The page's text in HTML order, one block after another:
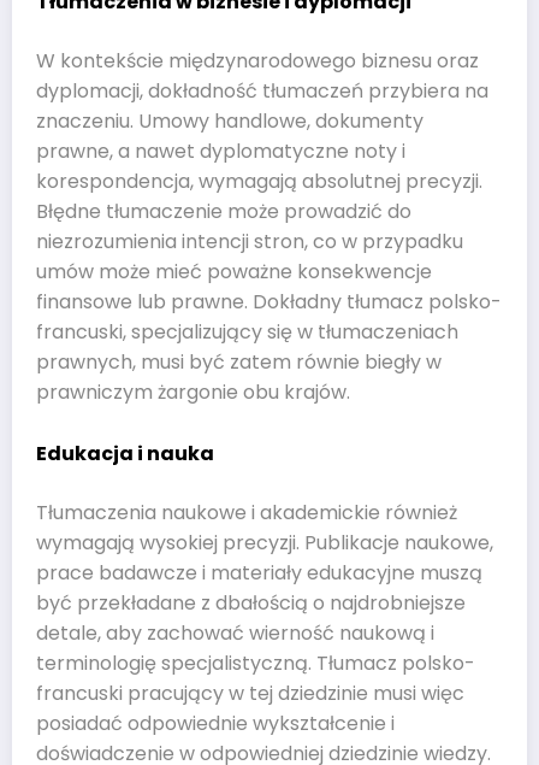
W kontekście międzynarodowego biznesu oraz
dyplomacji, dokładność tłumaczeń przybiera na
znaczeniu. Umowy handlowe, dokumenty
prawne, a nawet dyplomatyczne noty i
korespondencja, wymagają absolutnej precyzji.
Błędne tłumaczenie może prowadzić do
niezrozumienia intencji stron, co w przypadku
umów może mieć poważne konsekwencje
finansowe lub prawne. Dokładny tłumacz polsko-
francuski, specjalizujący się w tłumaczeniach
prawnych, musi być zatem równie biegły w
prawniczym żargonie obu krajów.
Edukacja i nauka
Tłumaczenia naukowe i akademickie również
wymagają wysokiej precyzji. Publikacje naukowe,
prace badawcze i materiały edukacyjne muszą
być przekładane z dbałością o najdrobniejsze
detale, aby zachować wierność naukową i
terminologię specjalistyczną. Tłumacz polsko-
francuski pracujący w tej dziedzinie musi więc
posiadać odpowiednie wykształcenie i
doświadczenie w odpowiedniej dziedzinie wiedzy.